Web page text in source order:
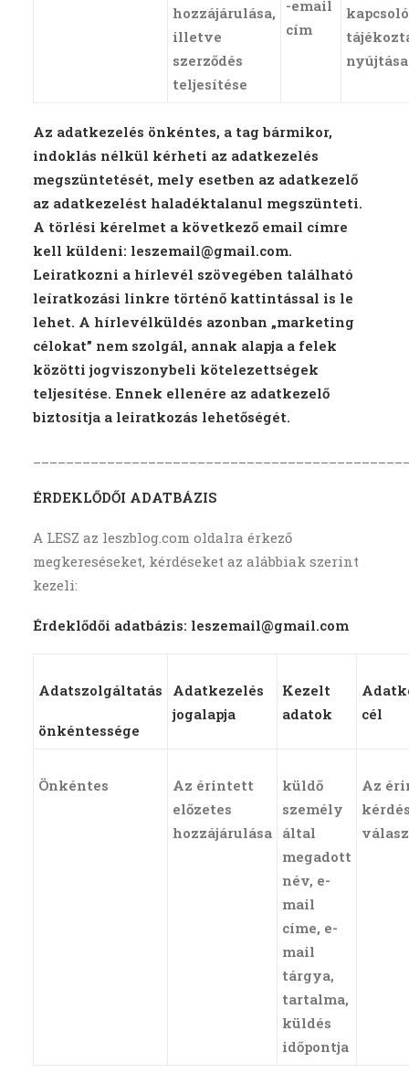
hozzájárulása,
illetve
szerződés
teljesítése
-email
cím
nyújtása
Az adatkezelés önkéntes, a tag bármikor,
indoklás nélkül kérheti az adatkezelés
megszüntetését, mely esetben az adatkezelő
az adatkezelést haladéktalanul megszünteti.
A törlési kérelmet a következő email címre
kell küldeni: leszemail@gmail.com.
Leiratkozni a hírlevél szövegében található
leíratkozási linkre történő kattintással is le
lehet. A hírlevélküldés azonban „marketing
célokat” nem szolgál, annak alapja a felek
közötti jogviszonybeli kötelezettségek
teljesítése. Ennek ellenére az adatkezelő
biztosítja a leiratkozás lehetőségét.
ÉRDEKLŐDŐI ADATBÁZIS
A LESZ az leszblog.com oldalra érkező
megkereséseket, kérdéseket az alábbiak szerint
kezeli:
Érdeklődői adatbázis: leszemail@gmail.com
Adatszolgáltatás
önkéntessége
Adatkezelés
jogalapja
Kezelt
adatok
cél
Önkéntes
Az érintett
előzetes
hozzájárulása
küldő
személy
által
megadott
név, e-
mail
címe, e-
mail
tárgya,
tartalma,
küldés
időpontja
Az